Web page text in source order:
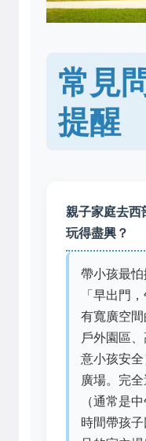
常見
提醒
親子家庭去西
玩得盡興？
帶小孩最
「早出門
有寬廣空
戶外園區
意小孩安
廣場。完
（通常是
時間帶孩